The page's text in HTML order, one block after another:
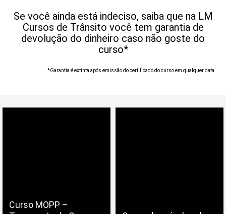
Se você ainda está indeciso, saiba que na LM
Cursos de Trânsito você tem garantia de
devolução do dinheiro caso não goste do
curso*
*Garantia é extinta após emissão do certificado do curso em qualquer data.
Curso MOPP –